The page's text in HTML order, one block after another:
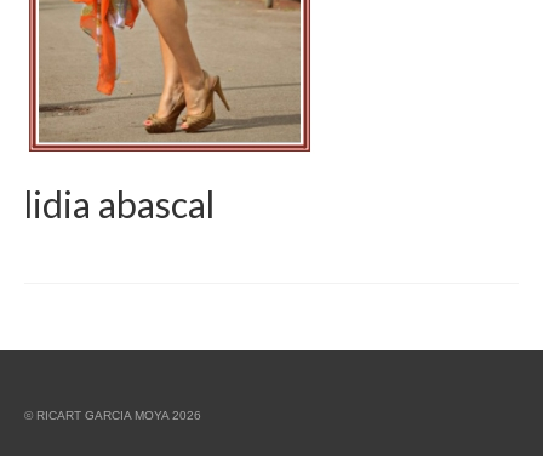
lidia abascal
© RICART GARCIA MOYA 2026